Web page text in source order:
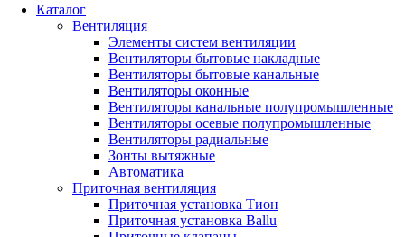
Каталог
Вентиляция
Элементы систем вентиляции
Вентиляторы бытовые накладные
Вентиляторы бытовые канальные
Вентиляторы оконные
Вентиляторы канальные полупромышленные
Вентиляторы осевые полупромышленные
Вентиляторы радиальные
Зонты вытяжные
Автоматика
Приточная вентиляция
Приточная установка Тион
Приточная установка Ballu